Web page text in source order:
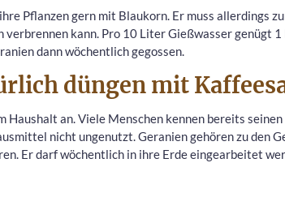
Pflanzen gern mit Blaukorn. Er muss allerdings
verbrennen kann. Pro 10 Liter Gießwasser genügt
dann wöchentlich gegossen.
düngen mit
Haushalt an. Viele Menschen kennen bereits
nicht ungenutzt. Geranien gehören zu den
Er darf wöchentlich in ihre Erde eingearbeitet